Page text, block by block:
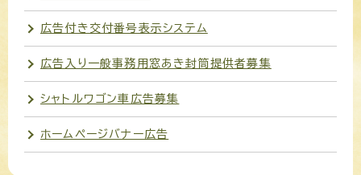
広告付き交付番号表示システム
広告入り一般事務用窓あき封筒提供者募集
シャトルワゴン車広告募集
ホームページバナー広告